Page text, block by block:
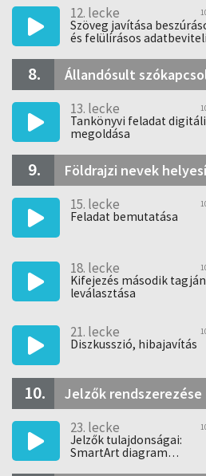
12. lecke
Szöveg javítása
és felülírásos adatbeviteli
8. Állandósult
13. lecke
Tankönyvi feladat
megoldása
9. Földrajzi nevek
15. lecke
Feladat bemutatása
18. lecke
Kifejezés második
leválasztása
21. lecke
Diszkusszió, hibajavítás
10. Jelzők rendszerezése
23. lecke
Jelzők tulajdonságai:
SmartArt diagram